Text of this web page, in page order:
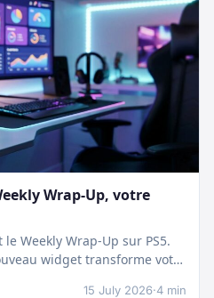
Wrap-Up, votre
Weekly Wrap-Up sur PS5.
widget transforme votre
15 July 2026·4 min